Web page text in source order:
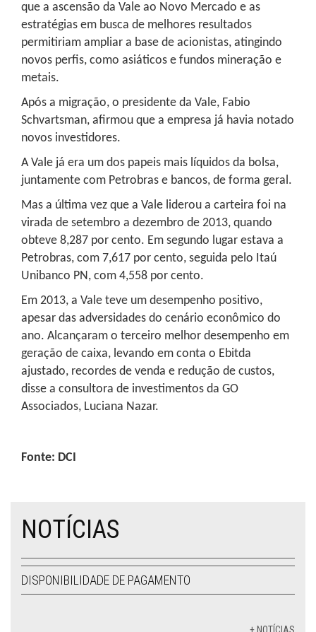
que a ascensão da Vale ao Novo Mercado e as
estratégias em busca de melhores resultados
permitiriam ampliar a base de acionistas, atingindo
novos perfis, como asiáticos e fundos mineração e
metais.
Após a migração, o presidente da Vale, Fabio
Schvartsman, afirmou que a empresa já havia notado
novos investidores.
A Vale já era um dos papeis mais líquidos da bolsa,
juntamente com Petrobras e bancos, de forma geral.
Mas a última vez que a Vale liderou a carteira foi na
virada de setembro a dezembro de 2013, quando
obteve 8,287 por cento. Em segundo lugar estava a
Petrobras, com 7,617 por cento, seguida pelo Itaú
Unibanco PN, com 4,558 por cento.
Em 2013, a Vale teve um desempenho positivo,
apesar das adversidades do cenário econômico do
ano. Alcançaram o terceiro melhor desempenho em
geração de caixa, levando em conta o Ebitda
ajustado, recordes de venda e redução de custos,
disse a consultora de investimentos da GO
Associados, Luciana Nazar.
Fonte: DCI
NOTÍCIAS
DISPONIBILIDADE DE PAGAMENTO